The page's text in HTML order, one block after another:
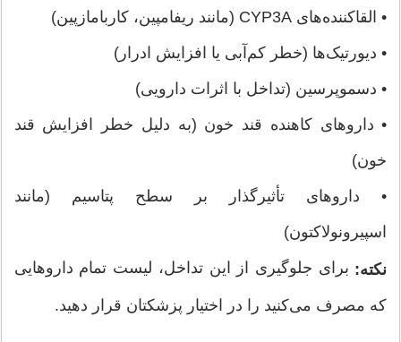
• القاکننده‌های CYP3A (مانند ریفامپین، کاربامازپین)
• دیورتیک‌ها (خطر کم‌آبی یا افزایش ادرار)
• دسموپرسین (تداخل با اثرات دارویی)
• داروهای کاهنده قند خون (به دلیل خطر افزایش قند
خون)
• داروهای تأثیرگذار بر سطح پتاسیم (مانند
اسپیرونولاکتون)
نکته: برای جلوگیری از این تداخل، لیست تمام داروهایی
که مصرف می‌کنید را در اختیار پزشکتان قرار دهید.